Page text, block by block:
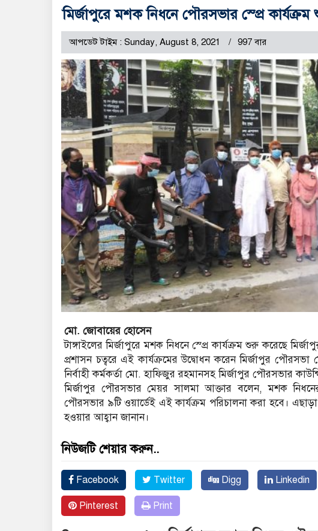
মির্জাপুরে মশক নিধনে পৌরসভার স্প্রে
আপডেট টাইম : Sunday, August 8, 2021 997 বার
মো. জোবায়ের হোসেন
টাঙ্গাইলের মির্জাপুরে মশক নিধনে স্প্রে কার্যক্রম শুরু করেছে
প্রশাসন চত্বরে এই কার্যক্রমের উদ্বোধন করেন মির্জাপুর
নির্বাহী কর্মকর্তা মো. হাফিজুর রহমানসহ মির্জাপুর পৌরসভার
মির্জাপুর পৌরসভার মেয়র সালমা আক্তার বলেন, মশক
পৌরসভার ৯টি ওয়ার্ডেই এই কার্যক্রম পরিচালনা করা হবে।
হওয়ার আহ্বান জানান।
নিউজটি শেয়ার করুন..
Facebook Twitter Digg Linkedin
Pinterest Print